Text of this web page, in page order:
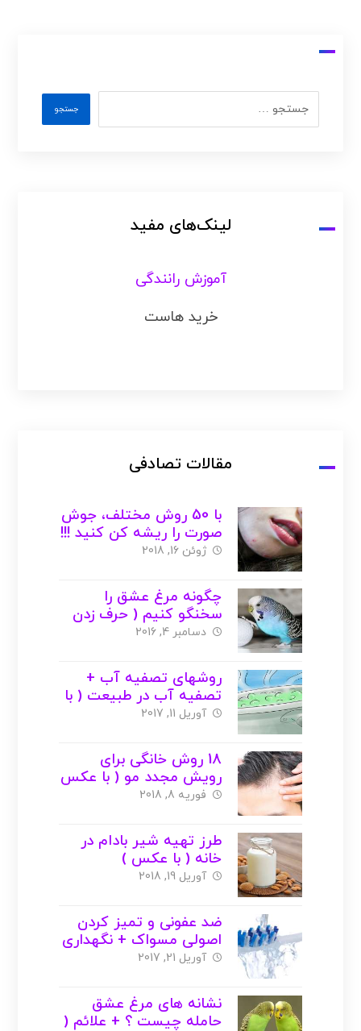
لینک‌های مفید
آموزش رانندگی
خرید هاست
مقالات تصادفی
با 50 روش مختلف، جوش
صورت را ریشه کن کنید !!!
( با عکس )
ژوئن 16, 2018
چگونه مرغ عشق را
سخنگو کنیم ( حرف زدن
یاد دهیم ) ؟
دسامبر 4, 2016
روشهای تصفیه آب +
تصفیه آب در طبیعت ( با
عکس )
آوریل 11, 2017
18 روش خانگی برای
رویش مجدد مو ( با عکس
)
فوریه 8, 2018
طرز تهیه شیر بادام در
خانه ( با عکس )
آوریل 19, 2018
ضد عفونی و تمیز کردن
اصولی مسواک + نگهداری
( با عکس )
آوریل 21, 2017
نشانه های مرغ عشق
حامله چیست ؟ + علائم (